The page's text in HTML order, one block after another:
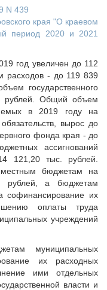
N 439
края "О краевом
период 2020 и 2021
год увеличен до 112
расходов - до 119 839
государственного
рублей. Общий объем
в 2019 году на
вырос до
фонда края - до
ассигнований
121,20 тыс. рублей.
бюджетам на
а бюджетам
софинансирование их
оплаты труда
учреждений
муниципальных
их расходных
ими отдельных
власти и